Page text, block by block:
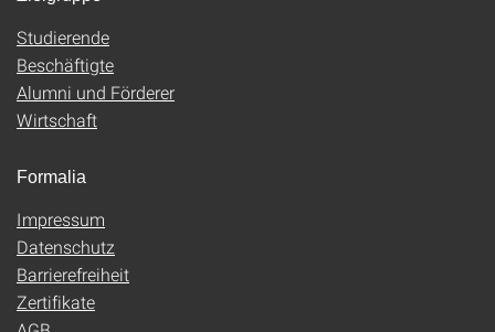
Studierende
Beschäftigte
Alumni und Förderer
Wirtschaft
Formalia
Impressum
Datenschutz
Barrierefreiheit
Zertifikate